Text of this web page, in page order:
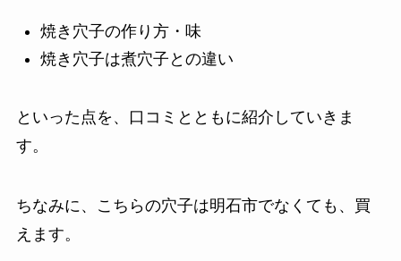
焼き穴子の作り方・味
焼き穴子は煮穴子との違い
といった点を、口コミとともに紹介していきま
す。
ちなみに、こちらの穴子は明石市でなくても、買
えます。